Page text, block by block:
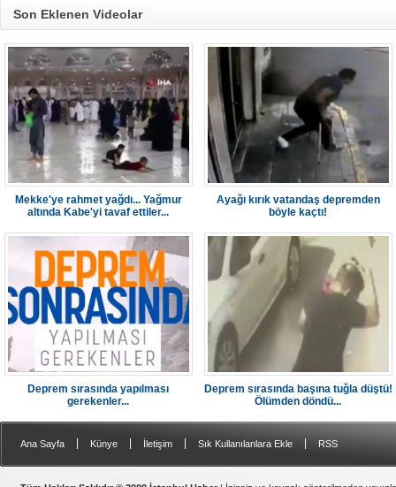
Son Eklenen Videolar
Mekke'ye rahmet yağdı... Yağmur
altında Kabe'yi tavaf ettiler...
Ayağı kırık vatandaş depremden
böyle kaçtı!
Deprem sırasında yapılması
gerekenler...
Deprem sırasında başına tuğla düştü!
Ölümden döndü...
Ana Sayfa Künye İletişim Sık Kullanılanlara Ekle RSS